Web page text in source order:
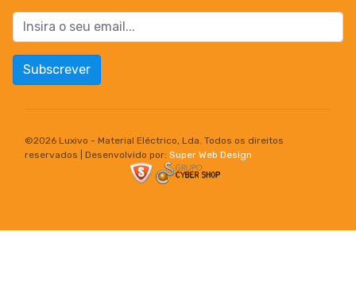
Subscrever
©2026 Luxivo - Material Eléctrico, Lda. Todos os direitos
reservados | Desenvolvido por: Super Web Design